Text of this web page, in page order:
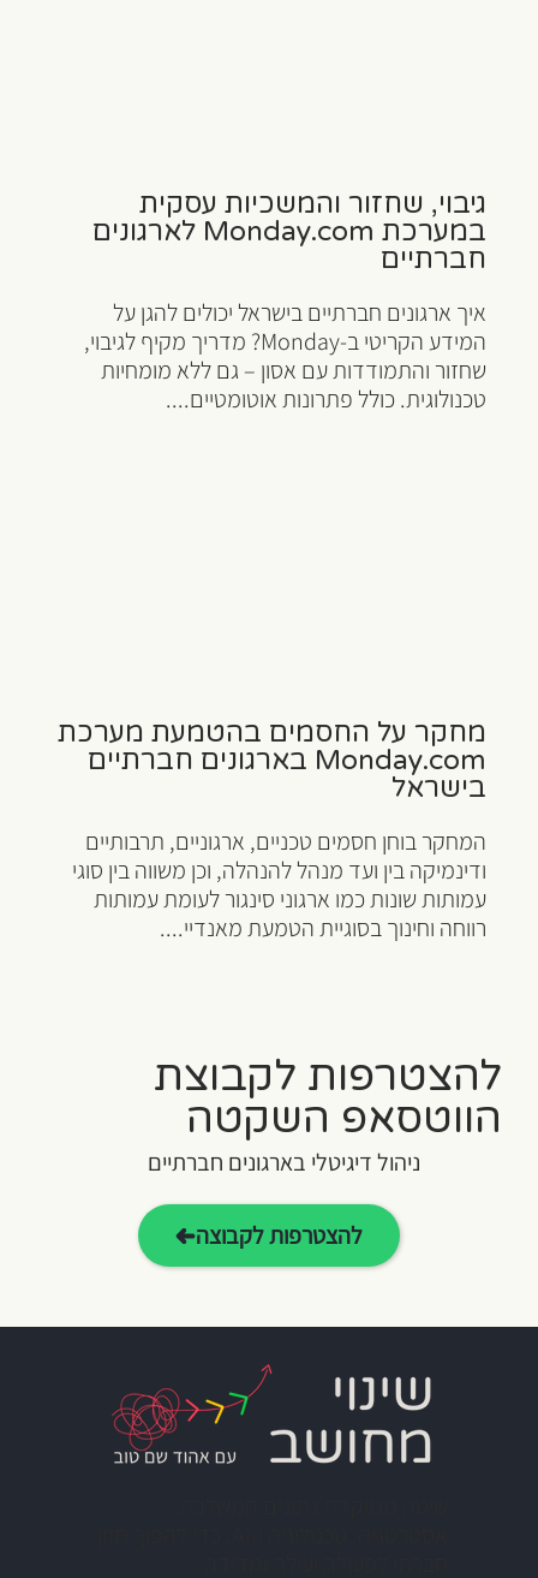
גיבוי, שחזור והמשכיות עסקית
במערכת Monday.com לארגונים
חברתיים
איך ארגונים חברתיים בישראל יכולים להגן על
המידע הקריטי ב-Monday? מדריך מקיף לגיבוי,
שחזור והתמודדות עם אסון – גם ללא מומחיות
טכנולוגית. כולל פתרונות אוטומטיים....
מחקר על החסמים בהטמעת מערכת
Monday.com בארגונים חברתיים
בישראל
המחקר בוחן חסמים טכניים, ארגוניים, תרבותיים
ודינמיקה בין ועד מנהל להנהלה, וכן משווה בין סוגי
עמותות שונות כמו ארגוני סינגור לעומת עמותות
רווחה וחינוך בסוגיית הטמעת מאנדיי....
להצטרפות לקבוצת
הווטסאפ השקטה
ניהול דיגיטלי בארגונים חברתיים
להצטרפות לקבוצה